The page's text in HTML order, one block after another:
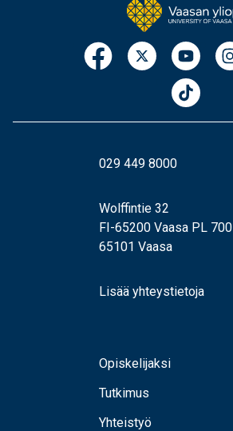
029 449 8000
Wolffintie 32
FI-65200 Vaasa PL 700
65101 Vaasa
Lisää yhteystietoja
Opiskelijaksi
Tutkimus
Yhteistyö